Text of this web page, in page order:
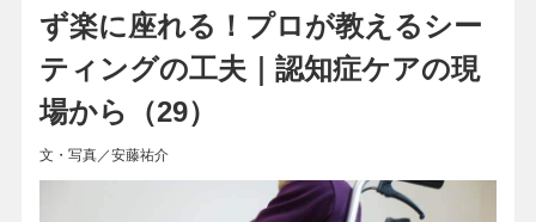
ず楽に座れる！プロが教えるシー
ティングの工夫｜認知症ケアの現
場から（29）
文・写真／安藤祐介